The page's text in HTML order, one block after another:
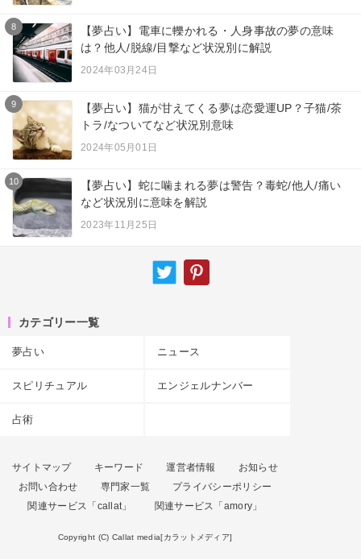
8
【夢占い】電車に轢かれる・人身事故の夢の意味
は？他人/脱線/目撃など状況別に解説
2024年03月24日
9
【夢占い】猫が甘えてくる夢は恋愛運UP？子猫/茶
トラ/なついてなど状況別意味
2024年05月01日
10
【夢占い】蛇に噛まれる夢は警告？毒蛇/他人/痛い
など状況別に意味を解説
2023年11月25日
カテゴリー一覧
夢占い ニュース
スピリチュアル エンジェルナンバー
占術
サイトマップ キーワード 運営者情報
お知らせ
お問い合わせ
専門家一覧
プライバシーポリシー
関連サービス「callat」
関連サービス「amory」
Copyright (C) Callat media[カラットメディア]